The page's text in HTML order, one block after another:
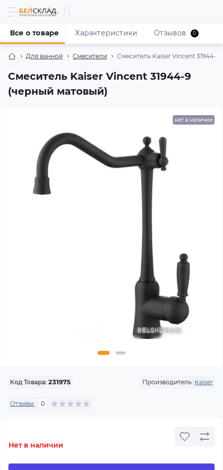
Для ванной Смесители Смеситель Kaiser Vincent 31944-
Смеситель Kaiser Vincent 31944-9
(черный матовый)
Все о товаре Характеристики Отзывов 0
нет в наличии
Код Товара: 231975 Производитель: Kaiser
Отзывы: 0
Нет в наличии